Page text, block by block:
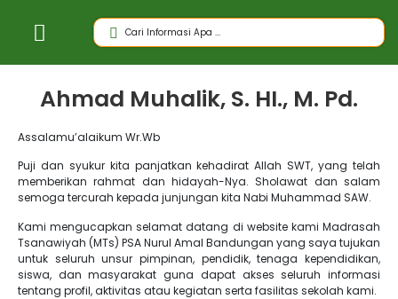
Ahmad Muhalik, S. HI., M. Pd.
Assalamu’alaikum Wr.Wb
Puji dan syukur kita panjatkan kehadirat Allah SWT, yang telah
memberikan rahmat dan hidayah-Nya. Sholawat dan salam
semoga tercurah kepada junjungan kita Nabi Muhammad SAW.
Kami mengucapkan selamat datang di website kami Madrasah
Tsanawiyah (MTs) PSA Nurul Amal Bandungan yang saya tujukan
untuk seluruh unsur pimpinan, pendidik, tenaga kependidikan,
siswa, dan masyarakat guna dapat akses seluruh informasi
tentang profil, aktivitas atau kegiatan serta fasilitas sekolah kami.